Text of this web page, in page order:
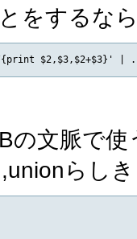
をするな
の文脈で
らし